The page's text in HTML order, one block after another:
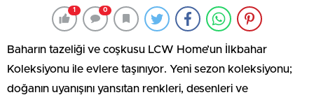
1 0
Baharın tazeliği ve coşkusu LCW Home’un İlkbahar
Koleksiyonu ile evlere taşınıyor. Yeni sezon koleksiyonu;
doğanın uyanışını yansıtan renkleri, desenleri ve